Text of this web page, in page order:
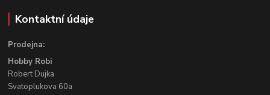
Kontaktní údaje
Prodejna:
Hobby Robi
Robert Dujka
Svatoplukova 60a